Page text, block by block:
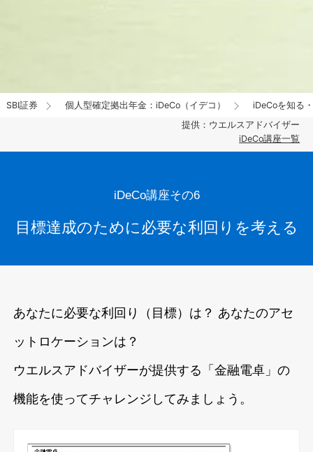
SBI証券 個人型確定拠出年金：iDeCo（イデコ）
iDeCoを知る
提供：ウエルスアドバイザー
iDeCo講座一覧
iDeCo講座その6
目標達成のために必要な利回りを考える
あなたに必要な利回り（目標）は？ あなたのアセ
ットロケーションは？
ウエルスアドバイザーが提供する「金融電卓」の
機能を使ってチャレンジしてみましょう。